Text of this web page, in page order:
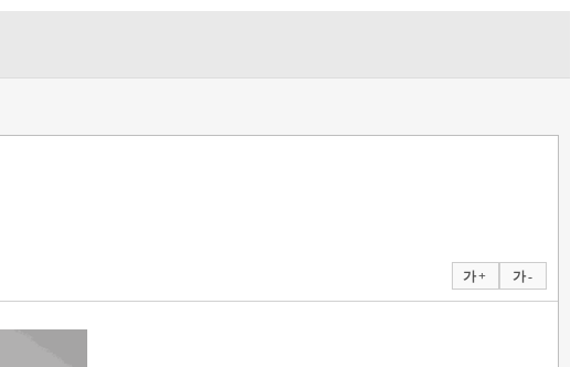
가 + 가 -